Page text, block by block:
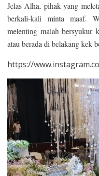
Jelas Alha, pihak yang
berkali-kali minta maaf.
melenting malah bersyukur
atau berada di belakang kek
https://